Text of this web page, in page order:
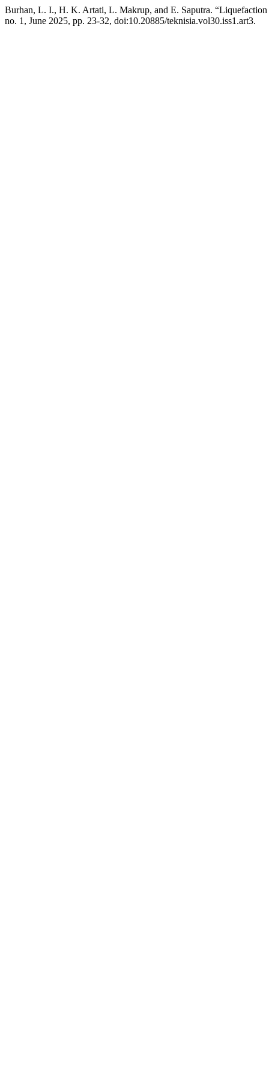
Burhan, L. I., H. K. Artati, L. Makrup, and E. Saputra.
no. 1, June 2025, pp. 23-32, doi:10.20885/teknisia.vol30.iss1.art3.